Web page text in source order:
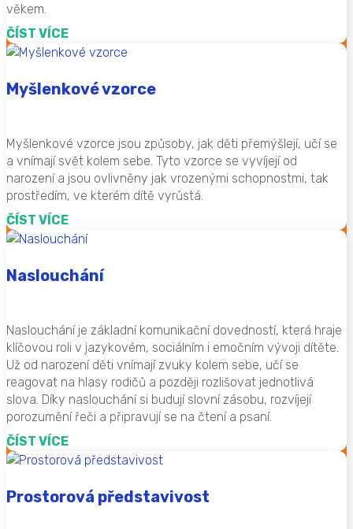
věkem.
ČÍST VÍCE
Myšlenkové vzorce
Myšlenkové vzorce jsou způsoby, jak děti přemýšlejí, učí se
a vnímají svět kolem sebe. Tyto vzorce se vyvíjejí od
narození a jsou ovlivněny jak vrozenými schopnostmi, tak
prostředím, ve kterém dítě vyrůstá.
ČÍST VÍCE
Naslouchání
Naslouchání je základní komunikační dovedností, která hraje
klíčovou roli v jazykovém, sociálním i emočním vývoji dítěte.
Už od narození děti vnímají zvuky kolem sebe, učí se
reagovat na hlasy rodičů a později rozlišovat jednotlivá
slova. Díky naslouchání si budují slovní zásobu, rozvíjejí
porozumění řeči a připravují se na čtení a psaní.
ČÍST VÍCE
Prostorová představivost